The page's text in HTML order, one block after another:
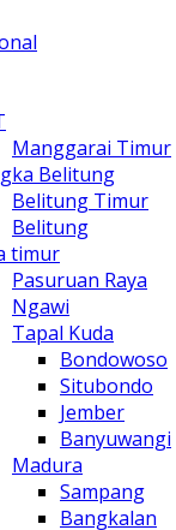
Manggarai Timur
Belitung
Belitung Timur
Belitung
timur
Pasuruan Raya
Ngawi
Tapal Kuda
Bondowoso
Situbondo
Jember
Banyuwangi
Madura
Sampang
Bangkalan